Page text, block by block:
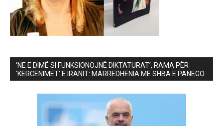
‘NE E DIMË SI FUNKSIONOJNË DIKTATURAT’, RAMA PËR
‘KËRCËNIMET’ E IRANIT: MARRËDHËNIA ME SHBA E PANEGO